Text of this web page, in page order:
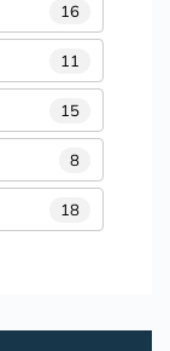
16
11
15
8
18